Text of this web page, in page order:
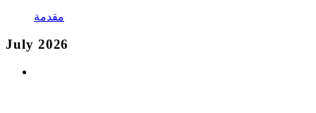
مقدمة
July 2026